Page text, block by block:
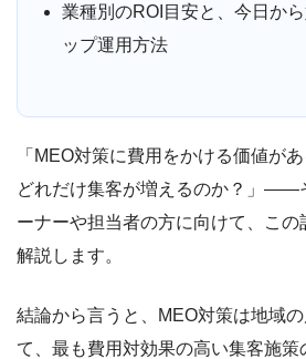
業種別のROI目安と、今日か
ップ運用方法
「MEO対策に費用をかける価値が
どれだけ集客が増えるのか？」——
ーナーや担当者の方に向けて、こ
解説します。
結論から言うと、MEO対策は地域
て、最も費用対効果の高い集客施